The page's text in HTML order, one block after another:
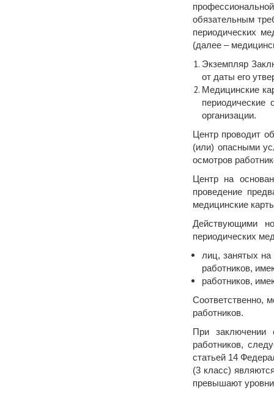
обязательным
периодических
(далее –
Экземпляр
от даты его
Медицинские
организации.
Центр проводит
(или) опасными
осмотров
Центр на
проведение
медицинские
Действующими
периодических
лиц, занятых
работников,
работников,
Соответственно,
работников.
При заключении
работников,
статьей 14
(3 класс)
превышают